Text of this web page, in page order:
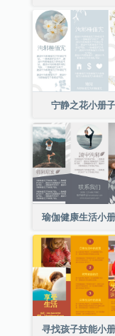
宁静之花小册子
瑜伽健康生活小
寻找孩子技能小